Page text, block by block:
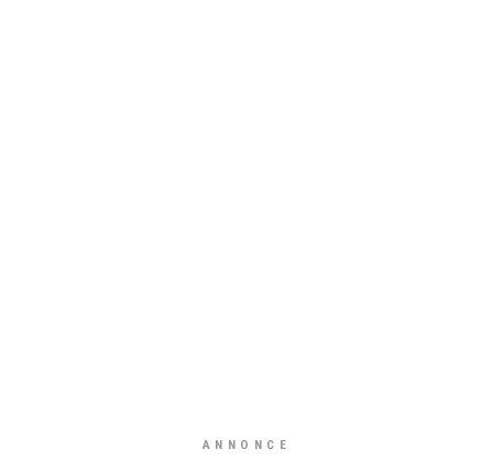
ANNONCE